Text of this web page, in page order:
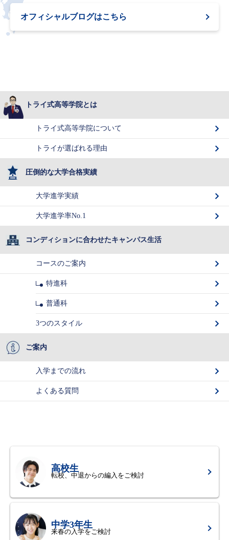
オフィシャルブログはこちら
トライ式高等学院とは
トライ式高等学院について
トライが選ばれる理由
圧倒的な大学合格実績
大学進学実績
大学進学率No.1
コンディションに合わせたキャンパス生活
コースのご案内
特進科
普通科
3つのスタイル
ご案内
入学までの流れ
よくある質問
高校生
転校、中退からの編入をご検討
中学3年生
来春の入学をご検討